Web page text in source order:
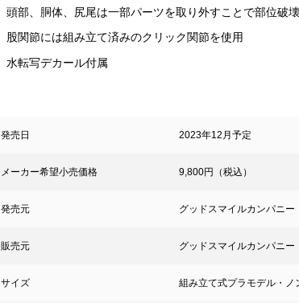
頭部、胴体、尻尾は一部パーツを取り外すことで部位破
股関節には組み立て済みのクリック関節を使用
水転写デカール付属
発売日 2023年12月予定
メーカー希望小売価格 9,800円（税込）
発売元 グッドスマイルカンパニー
販売元 グッドスマイルカンパニー
サイズ 組み立て式プラモデル・